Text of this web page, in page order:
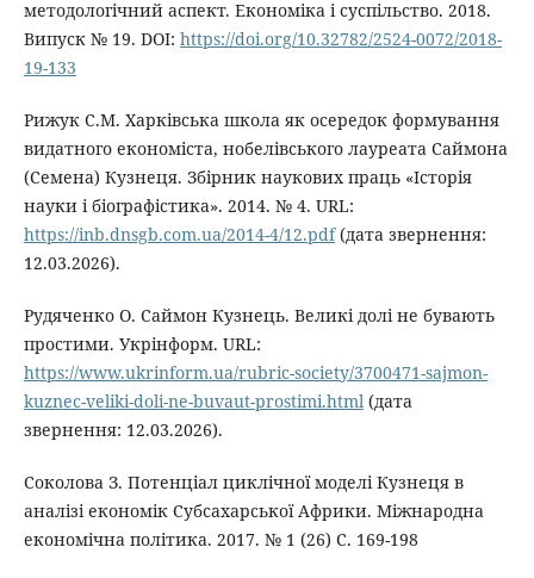
методологічний аспект. Економіка і суспільство. 2018.
Випуск № 19. DOI: https://doi.org/10.32782/2524-0072/2018-
19-133
Рижук С.М. Харківська школа як осередок формування
видатного економіста, нобелівського лауреата Саймона
(Семена) Кузнеця. Збірник наукових праць «Історія
науки і біографістика». 2014. № 4. URL:
https://inb.dnsgb.com.ua/2014-4/12.pdf(дата звернення:
12.03.2026).
Рудяченко О. Саймон Кузнець. Великі долі не бувають
простими. Укрінформ. URL:
https://www.ukrinform.ua/rubric-society/3700471-sajmon-
kuznec-veliki-doli-ne-buvaut-prostimi.html (дата
звернення: 12.03.2026).
Соколова З. Потенціал циклічної моделі Кузнеця в
аналізі економік Субсахарської Африки. Міжнародна
економічна політика. 2017. № 1 (26) С. 169-198